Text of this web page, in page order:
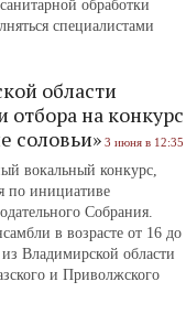
обработки
специалистами
области
отбора на конкурс
соловьи» 3 июня в 12:35
вокальный конкурс,
по инициативе
Собрания.
в возрасте от 16 до
Владимирской области
и Приволжского